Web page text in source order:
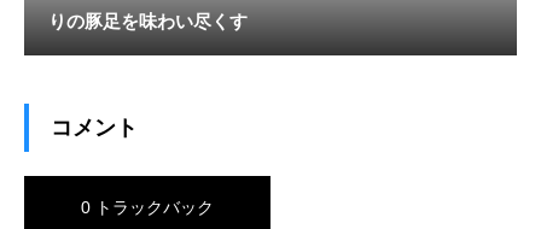
りの豚足を味わい尽くす
コメント
0 トラックバック